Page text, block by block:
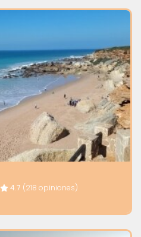
4.7 (218 opiniones)